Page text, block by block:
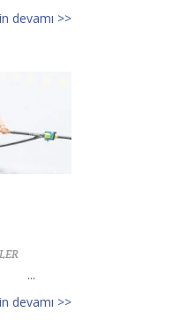
devamı >>
...
devamı >>